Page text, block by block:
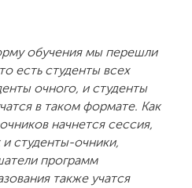
обучения мы перешли
есть студенты всех
очного, и студенты
в таком формате. Как
начнется сессия,
студенты-очники,
программ
также учатся